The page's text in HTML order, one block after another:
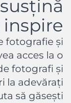
inspire
fotografie și
acces la o
fotografi și
la adevărați
să găsești